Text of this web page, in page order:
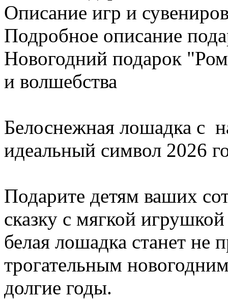
Описание игр и
Подробное описание
Новогодний подарок
и волшебства
Белоснежная лошадка с
идеальный символ 2026
Подарите детям ваших
сказку с мягкой
белая лошадка станет не
трогательным
долгие годы.